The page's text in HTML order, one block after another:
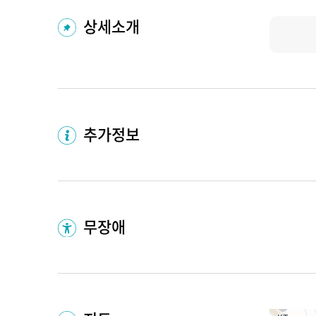
상세소개
추가정보
무장애